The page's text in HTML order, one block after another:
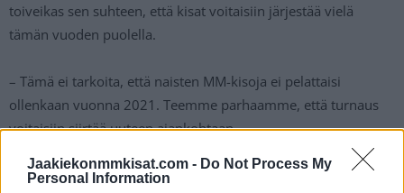
Jaakiekonmmkisat.com - Do Not Process My
Personal Information
toiveikas sen suhteen, että kisat voitaisiin järjestää vielä
tämän vuoden puolella.
– Tämä ei tarkoita, että naisten MM-kisoja ei pelattaisi
ollenkaan vuonna 2021. Teemme parhaamme, että turnaus
voitaisiin siirtää uuteen ajankohtaan.
IIHF ja Kanada pyrkivät siihen, että naisten kisat voitaisiin